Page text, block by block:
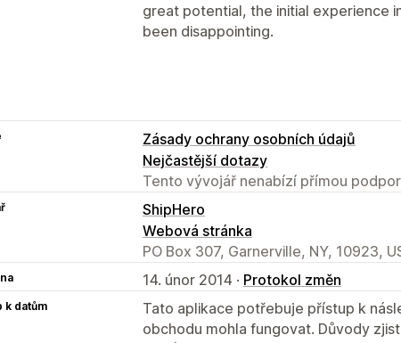
great potential, the initial experience
been disappointing.
Zásady ochrany osobních údajů
Nejčastější dotazy
Tento vývojář nenabízí přímou
ShipHero
Webová stránka
PO Box 307, Garnerville, NY, 10923,
14. únor 2014 · Protokol změn
k datům
Tato aplikace potřebuje přístup k
obchodu mohla fungovat. Důvody